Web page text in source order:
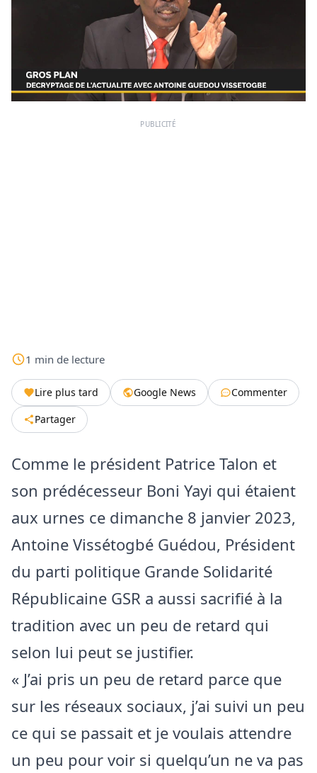
PUBLICITÉ
1 min de lecture
Lire plus tard Google News
Commenter
Partager
Comme le président Patrice Talon et
son prédécesseur Boni Yayi qui étaient
aux urnes ce dimanche 8 janvier 2023,
Antoine Vissétogbé Guédou, Président
du parti politique Grande Solidarité
Républicaine GSR a aussi sacrifié à la
tradition avec un peu de retard qui
selon lui peut se justifier.
« J’ai pris un peu de retard parce que
sur les réseaux sociaux, j’ai suivi un peu
ce qui se passait et je voulais attendre
un peu pour voir si quelqu’un ne va pas